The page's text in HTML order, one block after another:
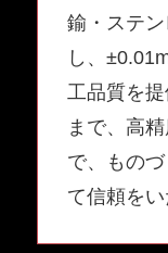
鍮・ステ
し、
工品質を
まで、高
で、もの
て信頼をい